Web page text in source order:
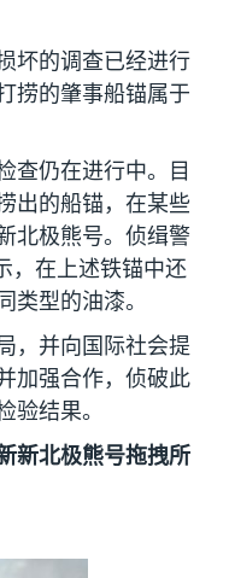
坏的调查已经进行
捞的肇事船锚属于
查仍在进行中。目
出的船锚，在某些
北极熊号。侦缉警
，在上述铁锚中还
类型的油漆。
，并向国际社会提
加强合作，侦破此
验结果。
新北极熊号拖拽所